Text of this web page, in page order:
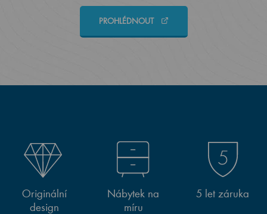
PROHLÉDNOUT
Originální
design
Nábytek na
míru
5 let záruka